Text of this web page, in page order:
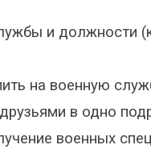
и должности
на военную
в одно
военных